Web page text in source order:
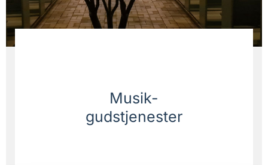
Musik-
gudstjenester